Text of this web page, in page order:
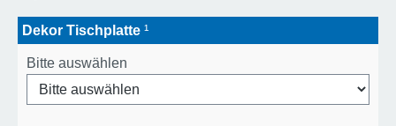
Dekor Tischplatte ¹
Bitte auswählen